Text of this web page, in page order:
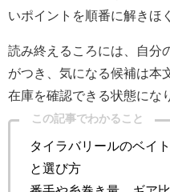
いポイントを順番に解きほ
読み終えるころには、自分
がつき、気になる候補は本
在庫を確認できる状態にな
この記事でわかること
タイラバリールのベイ
と選び方